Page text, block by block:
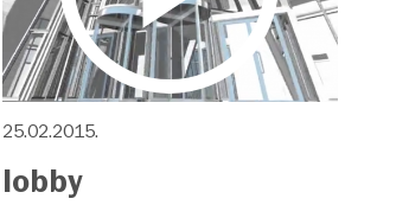
25.02.2015.
lobby